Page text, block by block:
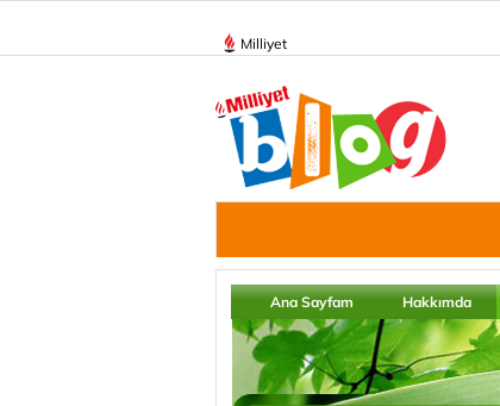
Milliyet
Ana Sayfam Hakkımda